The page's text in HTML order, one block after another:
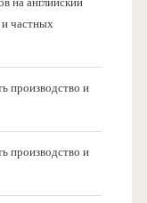
и частных
производство и
производство и